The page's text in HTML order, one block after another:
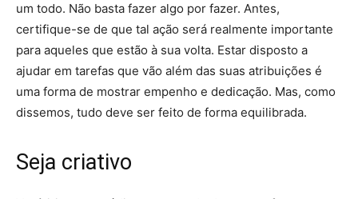
um todo. Não basta fazer algo por fazer. Antes,
certifique-se de que tal ação será realmente importante
para aqueles que estão à sua volta. Estar disposto a
ajudar em tarefas que vão além das suas atribuições é
uma forma de mostrar empenho e dedicação. Mas, como
dissemos, tudo deve ser feito de forma equilibrada.
Seja criativo